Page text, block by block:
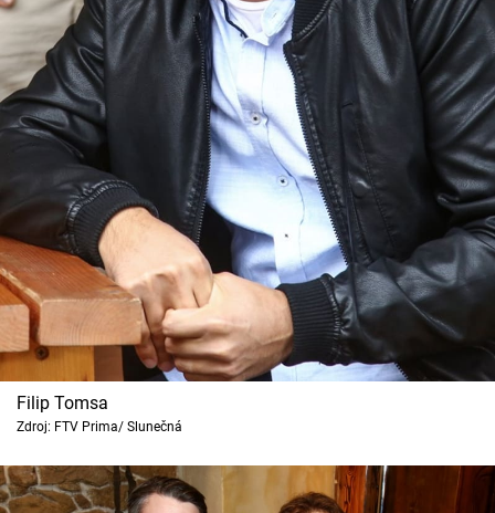
Sledujte prima+
Filmový festival Karlovy Vary
Pořady
Mámy sobě
Přihlášení
Sledujte nás
Filip Tomsa
Zdroj: FTV Prima/ Slunečná